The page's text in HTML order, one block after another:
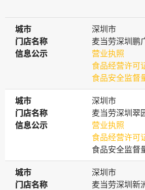
城市
城市
深圳市
门店名称
门店名称
麦当劳深圳鹏
信息公示
信息公示
营业执照
食品经营许可
食品安全监督
城市
城市
深圳市
门店名称
门店名称
麦当劳深圳翠
信息公示
信息公示
营业执照
食品经营许可
食品安全监督
城市
城市
深圳市
门店名称
门店名称
麦当劳深圳新